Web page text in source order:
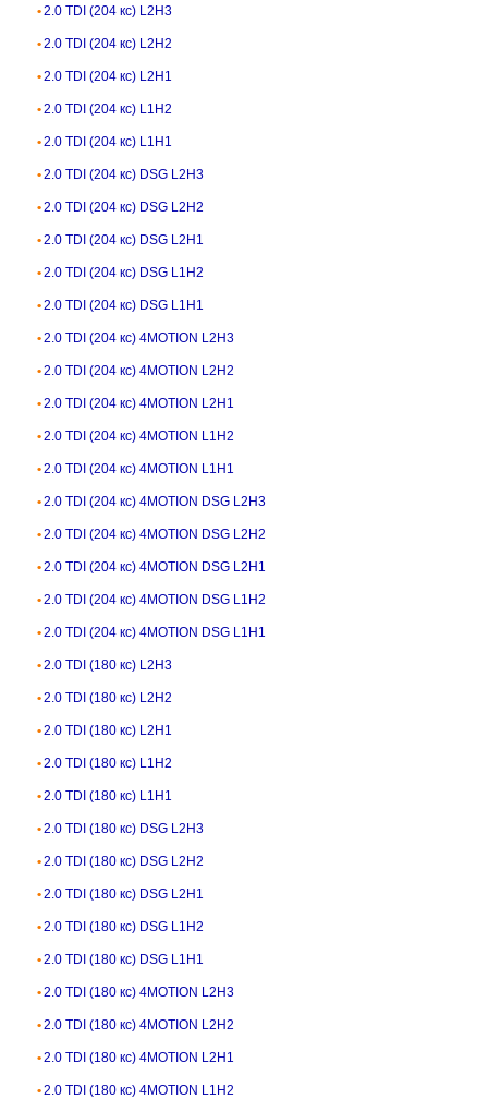
2.0 TDI (204 кс) L2H3
2.0 TDI (204 кс) L2H2
2.0 TDI (204 кс) L2H1
2.0 TDI (204 кс) L1H2
2.0 TDI (204 кс) L1H1
2.0 TDI (204 кс) DSG L2H3
2.0 TDI (204 кс) DSG L2H2
2.0 TDI (204 кс) DSG L2H1
2.0 TDI (204 кс) DSG L1H2
2.0 TDI (204 кс) DSG L1H1
2.0 TDI (204 кс) 4MOTION L2H3
2.0 TDI (204 кс) 4MOTION L2H2
2.0 TDI (204 кс) 4MOTION L2H1
2.0 TDI (204 кс) 4MOTION L1H2
2.0 TDI (204 кс) 4MOTION L1H1
2.0 TDI (204 кс) 4MOTION DSG L2H3
2.0 TDI (204 кс) 4MOTION DSG L2H2
2.0 TDI (204 кс) 4MOTION DSG L2H1
2.0 TDI (204 кс) 4MOTION DSG L1H2
2.0 TDI (204 кс) 4MOTION DSG L1H1
2.0 TDI (180 кс) L2H3
2.0 TDI (180 кс) L2H2
2.0 TDI (180 кс) L2H1
2.0 TDI (180 кс) L1H2
2.0 TDI (180 кс) L1H1
2.0 TDI (180 кс) DSG L2H3
2.0 TDI (180 кс) DSG L2H2
2.0 TDI (180 кс) DSG L2H1
2.0 TDI (180 кс) DSG L1H2
2.0 TDI (180 кс) DSG L1H1
2.0 TDI (180 кс) 4MOTION L2H3
2.0 TDI (180 кс) 4MOTION L2H2
2.0 TDI (180 кс) 4MOTION L2H1
2.0 TDI (180 кс) 4MOTION L1H2